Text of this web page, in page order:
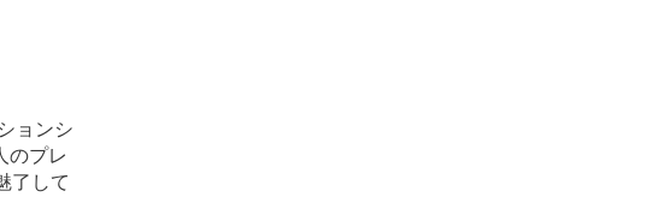
ョンシ
のプレ
了して